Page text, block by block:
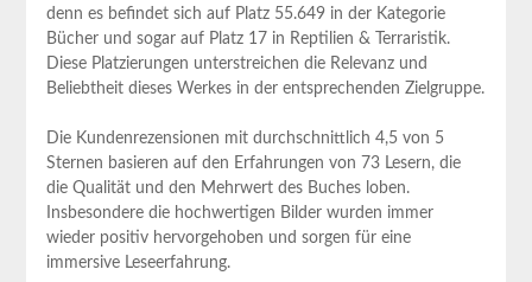
denn es befindet sich auf Platz 55.649 in der Kategorie
Bücher und sogar auf Platz 17 in Reptilien & Terraristik.
Diese Platzierungen unterstreichen die Relevanz und
Beliebtheit dieses Werkes in der entsprechenden Zielgruppe.
Die Kundenrezensionen mit durchschnittlich 4,5 von 5
Sternen basieren auf den Erfahrungen von 73 Lesern, die
die Qualität und den Mehrwert des Buches loben.
Insbesondere die hochwertigen Bilder wurden immer
wieder positiv hervorgehoben und sorgen für eine
immersive Leseerfahrung.